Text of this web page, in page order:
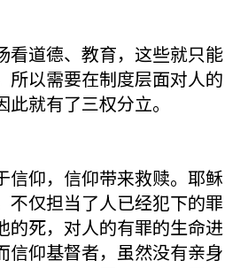
看道德、教育，这些就只能
所以需要在制度层面对人的
就有了三权分立。
信仰，信仰带来救赎。耶稣
不仅担当了人已经犯下的罪
的死，对人的有罪的生命进
信仰基督者，虽然没有亲身